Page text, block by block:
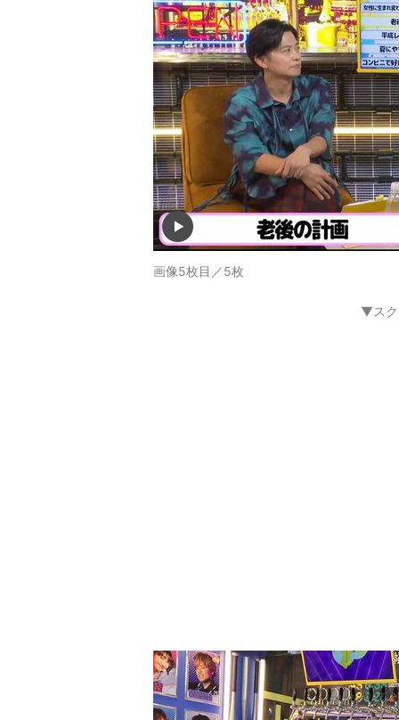
画像5枚目／5枚
▼スク